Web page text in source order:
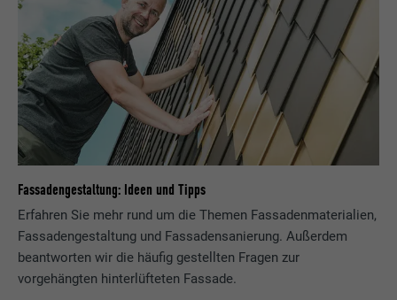
Fassadengestaltung: Ideen und Tipps
Erfahren Sie mehr rund um die Themen Fassadenmaterialien,
Fassadengestaltung und Fassadensanierung. Außerdem
beantworten wir die häufig gestellten Fragen zur
vorgehängten hinterlüfteten Fassade.